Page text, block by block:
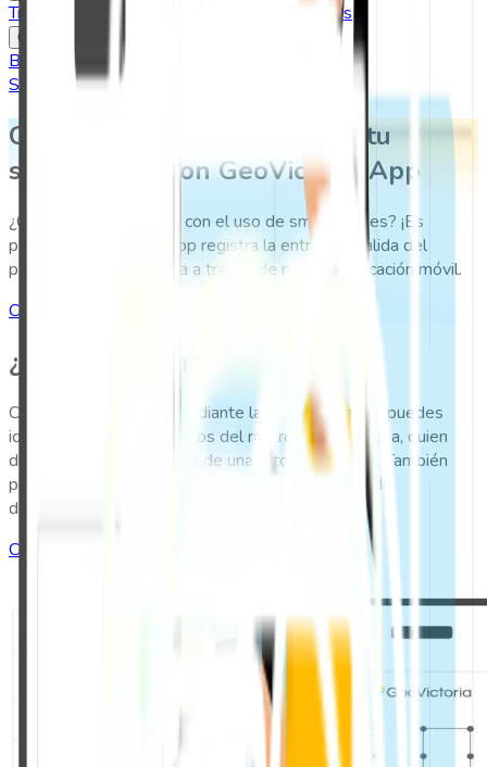
Trabaja con Nosotros Partners
Contenidos
Blog Casos de Exito
Soporte
Controla tu asistencia desde tu
smartphone con GeoVictoria App
¿Controlar la asistencia con el uso de smartphones? ¡Es
posible! GeoVictoria App registra la entrada y salida del
personal de tu empresa a través de nuestra aplicación móvil.
Cotiza nuestras soluciones
¿Cómo funciona?
Con GeoVictoria App, mediante la biometría facial, puedes
identificar los rasgos únicos del rostro de la persona, quien
debe registrarse a través de una fotografía selfie. También
puedes realizar el marcaje a través de un patrón de
desbloqueo en la pantalla táctil.
Cotiza nuestras soluciones